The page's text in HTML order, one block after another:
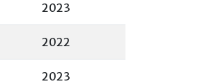
2023
2022
2023